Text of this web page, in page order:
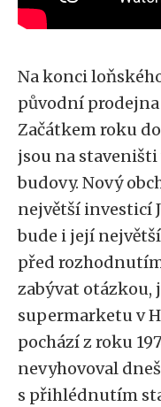
Na konci
původní
Začátkem roku
jsou na
budovy. Nový
největší investicí
bude i její
před
zabývat otázkou,
supermarketu v
pochází z roku
nevyhovoval
s přihlédnutím